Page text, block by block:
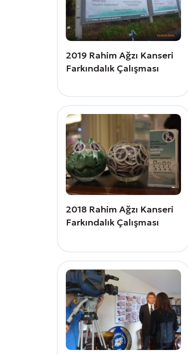
2019 Rahim Ağzı Kanseri
Farkındalık Çalışması
2018 Rahim Ağzı Kanseri
Farkındalık Çalışması